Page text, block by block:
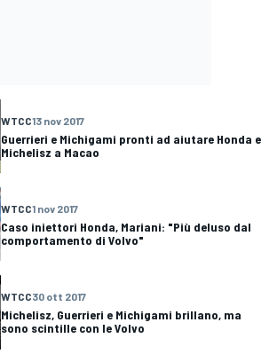
WTCC13 nov 2017
Guerrieri e Michigami pronti ad aiutare Honda e
Michelisz a Macao
WTCC1 nov 2017
Caso iniettori Honda, Mariani: "Più deluso dal
comportamento di Volvo"
WTCC30 ott 2017
Michelisz, Guerrieri e Michigami brillano, ma
sono scintille con le Volvo